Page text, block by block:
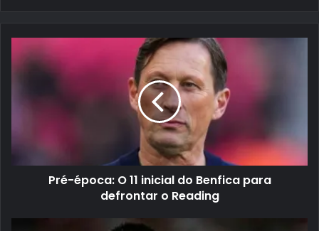
Pré-época: O 11 inicial do Benfica para
defrontar o Reading